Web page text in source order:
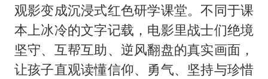
观影变成沉浸式红色研学课堂。不同于课
本上冰冷的文字记载，电影里战士们绝境
坚守、互帮互助、逆风翻盘的真实画面，
让孩子直观读懂信仰、勇气、坚持与珍惜